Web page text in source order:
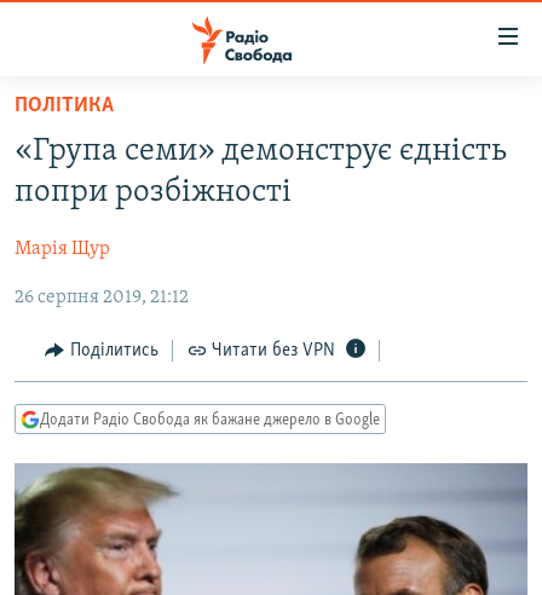
Перейти
основного
матеріалу
Перейти
до
навігації
Перейти
пошуку
ВСЕ ЗА ДОБУ
СТАТТІ
ПОЛІТИКА
ЕКОНОМІКА
СУСПІЛЬСТВО
СПОРТ
УКРАЇНА
СВІТ
ВІЙНА
РОСІЙСЬКА «ФІЛЬТРАЦІЯ»
ДОНБАС.РЕАЛІЇ
КРИМ.РЕАЛІЇ
ТИ ЯК?
СХЕМИ
КИТАЙ.ВИКЛИКИ
МУЛЬТИМЕДІА
ПОЛІТИКА
«Група семи» демонструє єдність
попри розбіжності
Марія Щур
26 серпня 2019, 21:12
Поділитись Читати без VPN
Додати Радіо Свобода як бажане джерело в Google